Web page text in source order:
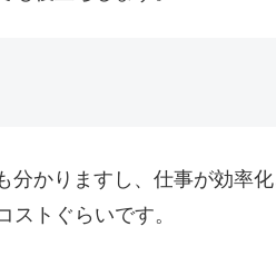
分かりますし、仕事が効率
トぐらいです。